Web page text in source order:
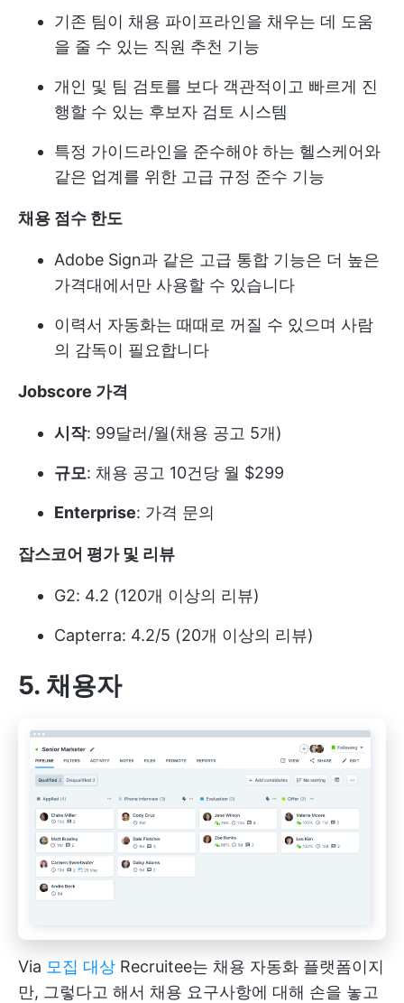
기존 팀이 채용 파이프라인을 채우는 데 도움
을 줄 수 있는 직원 추천 기능
개인 및 팀 검토를 보다 객관적이고 빠르게 진
행할 수 있는 후보자 검토 시스템
특정 가이드라인을 준수해야 하는 헬스케어와
같은 업계를 위한 고급 규정 준수 기능
채용 점수 한도
Adobe Sign과 같은 고급 통합 기능은 더 높은
가격대에서만 사용할 수 있습니다
이력서 자동화는 때때로 꺼질 수 있으며 사람
의 감독이 필요합니다
Jobscore 가격
시작: 99달러/월(채용 공고 5개)
규모: 채용 공고 10건당 월 $299
Enterprise: 가격 문의
잡스코어 평가 및 리뷰
G2: 4.2 (120개 이상의 리뷰)
Capterra: 4.2/5 (20개 이상의 리뷰)
5. 채용자
Via 모집 대상 Recruitee는 채용 자동화 플랫폼이지
만, 그렇다고 해서 채용 요구사항에 대해 손을 놓고